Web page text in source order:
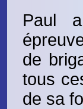
Paul
de
tous
de sa